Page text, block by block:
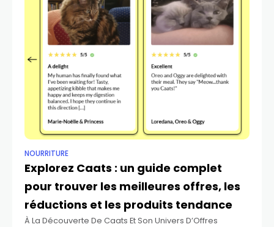
NOURRITURE
Explorez Caats : un guide complet
pour trouver les meilleures offres, les
réductions et les produits tendance
À La Découverte De Caats Et Son Univers D’Offres